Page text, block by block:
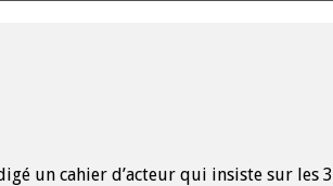
un cahier d’acteur qui insiste sur les 3